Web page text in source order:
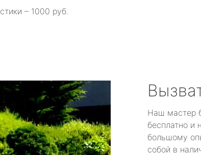
– 1000 руб.
Наш мастер
бесплатно и
большому
собой в